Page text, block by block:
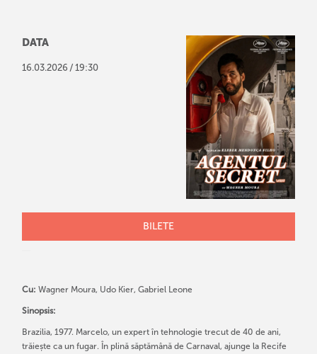
DATA
16.03.2026 / 19:30
BILETE
Cu: Wagner Moura, Udo Kier, Gabriel Leone
Sinopsis:
Brazilia, 1977. Marcelo, un expert în tehnologie trecut de 40 de ani,
trăiește ca un fugar. În plină săptămână de Carnaval, ajunge la Recife